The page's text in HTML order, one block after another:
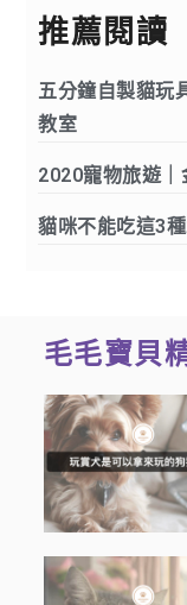
推薦閱讀
五分鐘自製貓玩
教室
2020寵物旅遊
貓咪不能吃這3
毛毛寶貝